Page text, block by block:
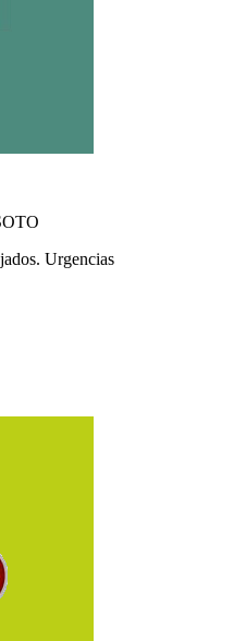
Urgencias